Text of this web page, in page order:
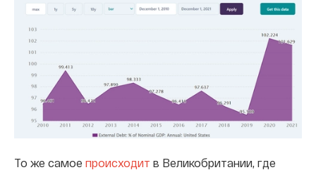
То же самое происходит в Великобритании, где